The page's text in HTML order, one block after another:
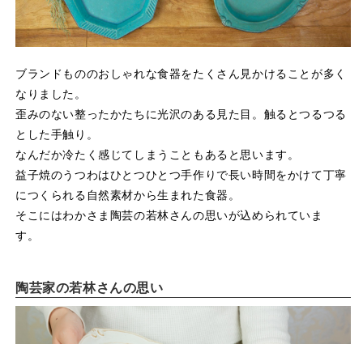
ブランドもののおしゃれな食器をたくさん見かけることが多く
なりました。
歪みのない整ったかたちに光沢のある見た目。触るとつるつる
とした手触り。
なんだか冷たく感じてしまうこともあると思います。
益子焼のうつわはひとつひとつ手作りで長い時間をかけて丁寧
につくられる自然素材から生まれた食器。
そこにはわかさま陶芸の若林さんの思いが込められていま
す。
陶芸家の若林さんの思い